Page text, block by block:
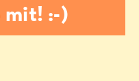
mit! :-)